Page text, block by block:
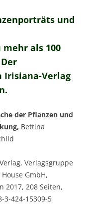
und
als 100
Irisiana-Verlag
der Pflanzen und
Bettina
Verlagsgruppe
GmbH,
2017, 208 Seiten,
3-424-15309-5